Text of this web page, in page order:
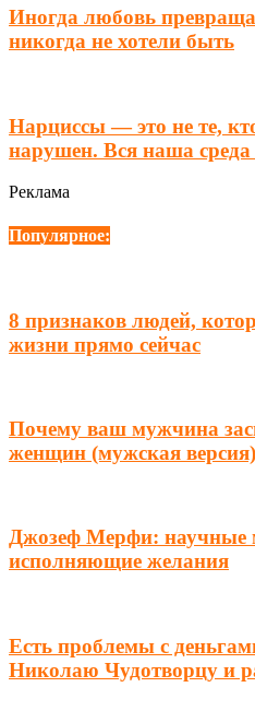
Иногда любовь
никогда не хотели быть
Нарциссы — это не те,
нарушен. Вся наша среда
Реклама
Популярное:
8 признаков людей,
жизни прямо сейчас
Почему ваш мужчина
женщин (мужская версия)
Джозеф Мерфи: научные
исполняющие желания
Есть проблемы с
Николаю Чудотворцу и